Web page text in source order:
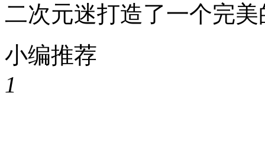
二次元迷打造了一个完
小编推荐
1